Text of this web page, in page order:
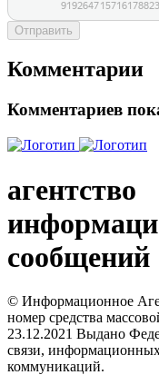
Отправить
Комментарии
Комментариев
агентство
сообщений
© Информационное
номер средства
23.12.2021 Выдано
связи,
коммуникаций.